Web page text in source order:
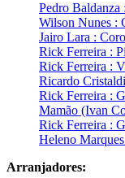
Pedro
Wilson Nunes :
Jairo Lara : Coro
Rick Ferreira :
Rick Ferreira :
Ricardo
Rick Ferreira :
Mamão (Ivan
Rick Ferreira :
Heleno
Arranjadores: